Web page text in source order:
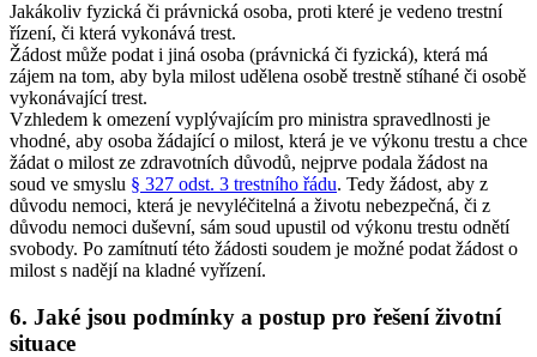
Jakákoliv fyzická či právnická osoba, proti které je vedeno trestní
řízení, či která vykonává trest.
Žádost může podat i jiná osoba (právnická či fyzická), která má
zájem na tom, aby byla milost udělena osobě trestně stíhané či osobě
vykonávající trest.
Vzhledem k omezení vyplývajícím pro ministra spravedlnosti je
vhodné, aby osoba žádající o milost, která je ve výkonu trestu a chce
žádat o milost ze zdravotních důvodů, nejprve podala žádost na
soud ve smyslu § 327 odst. 3 trestního řádu. Tedy žádost, aby z
důvodu nemoci, která je nevyléčitelná a životu nebezpečná, či z
důvodu nemoci duševní, sám soud upustil od výkonu trestu odnětí
svobody. Po zamítnutí této žádosti soudem je možné podat žádost o
milost s nadějí na kladné vyřízení.
6. Jaké jsou podmínky a postup pro řešení životní
situace